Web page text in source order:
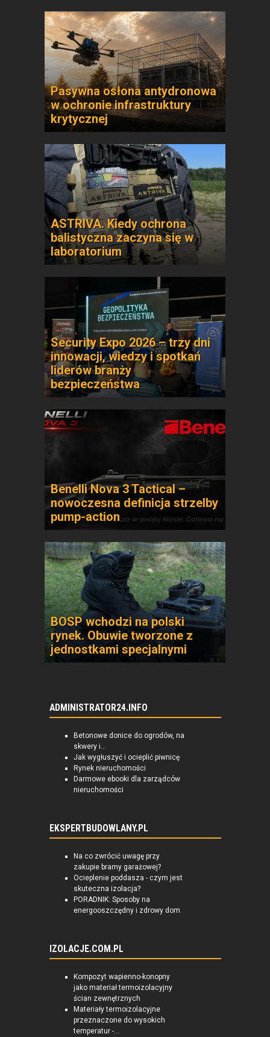
Pasywna osłona antydronowa
w ochronie infrastruktury
krytycznej
ASTRIVA. Kiedy ochrona
balistyczna zaczyna się w
laboratorium
Security Expo 2026 – trzy dni
innowacji, wiedzy i spotkań
liderów branży
bezpieczeństwa
Benelli Nova 3 Tactical –
nowoczesna definicja strzelby
pump-action
BOSP wchodzi na polski
rynek. Obuwie tworzone z
jednostkami specjalnymi
ADMINISTRATOR24.INFO
Betonowe donice do ogrodów, na
skwery i...
Jak wygłuszyć i ocieplić piwnicę
Rynek nieruchomości
Darmowe ebooki dla zarządców
nieruchomości
EKSPERTBUDOWLANY.PL
Na co zwrócić uwagę przy
zakupie bramy garażowej?
Ocieplenie poddasza - czym jest
skuteczna izolacja?
PORADNIK: Sposoby na
energooszczędny i zdrowy dom
IZOLACJE.COM.PL
Kompozyt wapienno-konopny
jako materiał termoizolacyjny
ścian zewnętrznych
Materiały termoizolacyjne
przeznaczone do wysokich
temperatur -...